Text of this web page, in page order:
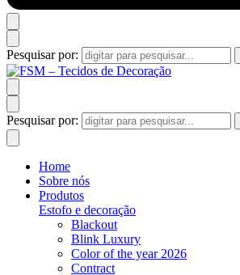
Pesquisar por:
Pesquisar por:
Home
Sobre nós
Produtos
Estofo e decoração
Blackout
Blink Luxury
Color of the year 2026
Contract